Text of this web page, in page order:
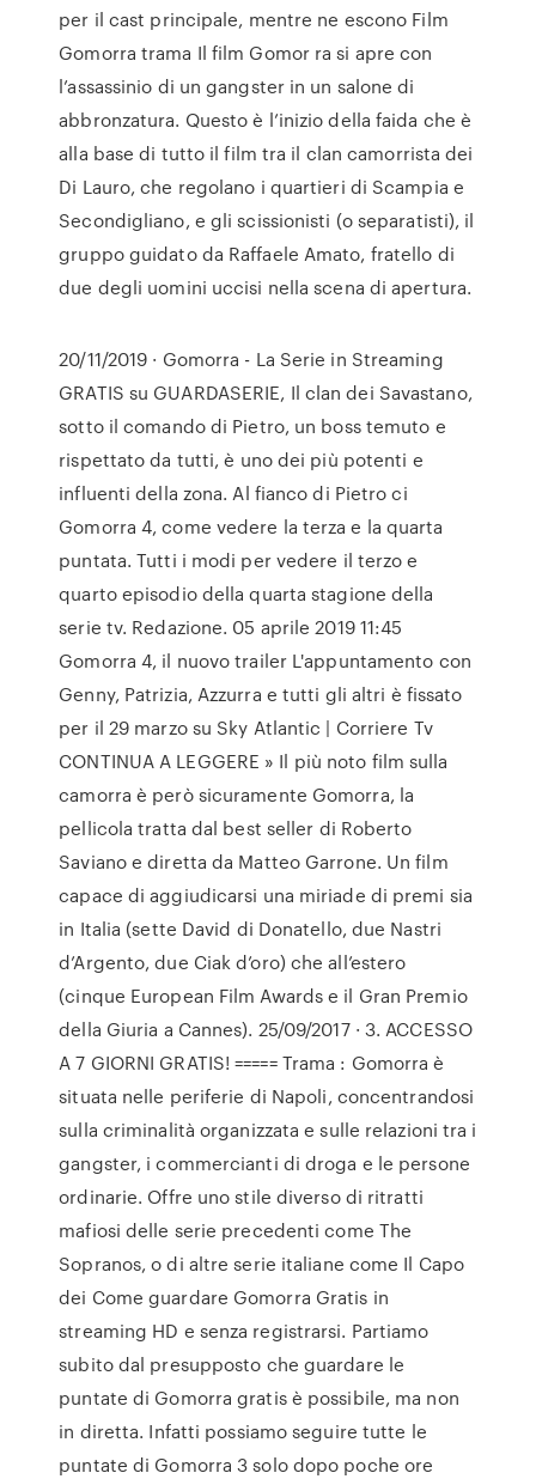
per il cast principale, mentre ne escono Film
Gomorra trama Il film Gomor ra si apre con
l’assassinio di un gangster in un salone di
abbronzatura. Questo è l’inizio della faida che è
alla base di tutto il film tra il clan camorrista dei
Di Lauro, che regolano i quartieri di Scampia e
Secondigliano, e gli scissionisti (o separatisti), il
gruppo guidato da Raffaele Amato, fratello di
due degli uomini uccisi nella scena di apertura.
20/11/2019 · Gomorra - La Serie in Streaming
GRATIS su GUARDASERIE, Il clan dei Savastano,
sotto il comando di Pietro, un boss temuto e
rispettato da tutti, è uno dei più potenti e
influenti della zona. Al fianco di Pietro ci
Gomorra 4, come vedere la terza e la quarta
puntata. Tutti i modi per vedere il terzo e
quarto episodio della quarta stagione della
serie tv. Redazione. 05 aprile 2019 11:45
Gomorra 4, il nuovo trailer L'appuntamento con
Genny, Patrizia, Azzurra e tutti gli altri è fissato
per il 29 marzo su Sky Atlantic | Corriere Tv
CONTINUA A LEGGERE » Il più noto film sulla
camorra è però sicuramente Gomorra, la
pellicola tratta dal best seller di Roberto
Saviano e diretta da Matteo Garrone. Un film
capace di aggiudicarsi una miriade di premi sia
in Italia (sette David di Donatello, due Nastri
d’Argento, due Ciak d’oro) che all’estero
(cinque European Film Awards e il Gran Premio
della Giuria a Cannes). 25/09/2017 · 3. ACCESSO
A 7 GIORNI GRATIS! ===== Trama : Gomorra è
situata nelle periferie di Napoli, concentrandosi
sulla criminalità organizzata e sulle relazioni tra i
gangster, i commercianti di droga e le persone
ordinarie. Offre uno stile diverso di ritratti
mafiosi delle serie precedenti come The
Sopranos, o di altre serie italiane come Il Capo
dei Come guardare Gomorra Gratis in
streaming HD e senza registrarsi. Partiamo
subito dal presupposto che guardare le
puntate di Gomorra gratis è possibile, ma non
in diretta. Infatti possiamo seguire tutte le
puntate di Gomorra 3 solo dopo poche ore